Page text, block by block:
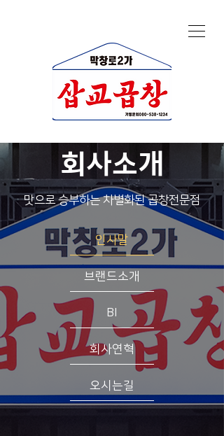
회사소개
​맛으로 승부하는 차별화된 곱창전문점
인사말
브랜드소개
BI
회사연혁
오시는길